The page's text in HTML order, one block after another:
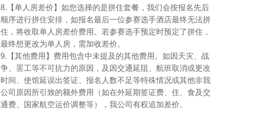
8.【单人房差价】如您选择的是拼住套餐，我们会按报名先后
顺序进行拼住安排，如报名最后一位参赛选手酒店最终无法拼
住，将收取单人房差价费用。若参赛选手预定时预定了拼住，
最终想更改为单人房，需加收差价。
9.【其他费用】费用包含中未提及的其他费用。如因天灾、战
争、罢工等不可抗力的原因，及因交通延阻、航班取消或更改
时间、使馆延误出签证、报名人数不足等特殊情况或其他非我
公司原因所引致的额外费用（如在外延期签证费、住、食及交
通费、国家航空运价调整等），我公司有权追加差价。